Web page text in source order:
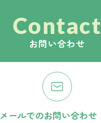
Contact
お問い合わせ
メールでのお問い合わせ